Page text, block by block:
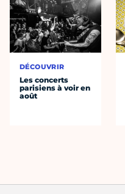
DÉCOUVRIR
Les concerts
parisiens à voir en
août